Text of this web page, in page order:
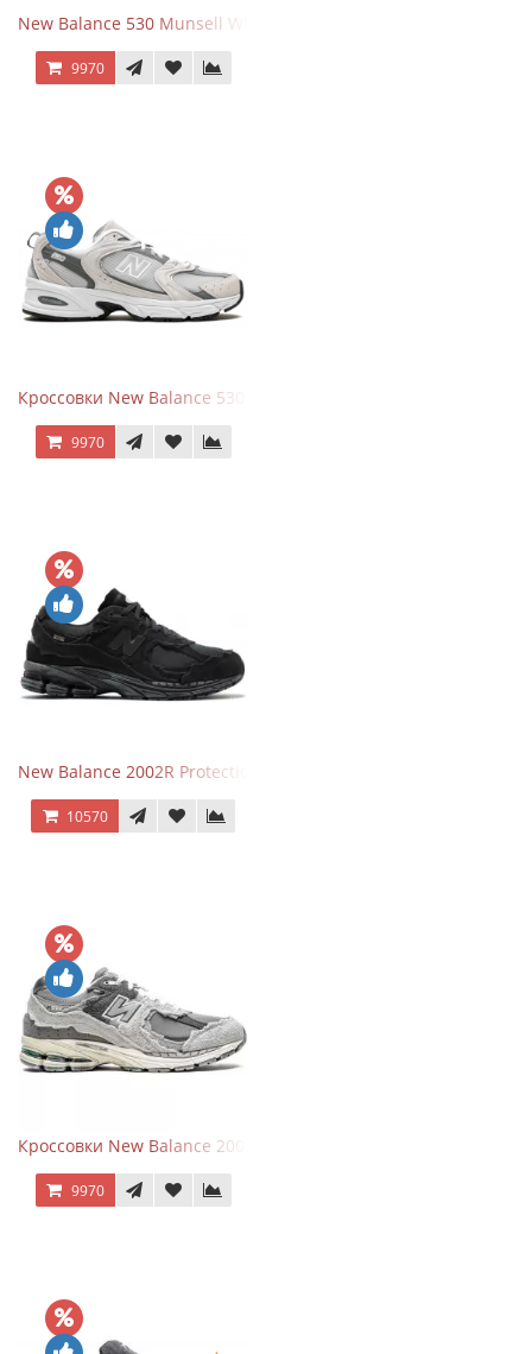
New Balance 530 Munsell White Silver
9970
Кроссовки New Balance 530 Grey Matter Harbor Grey
9970
New Balance 2002R Protection Phantom Black
10570
Кроссовки New Balance 2002R Protection Pack Grey
9970